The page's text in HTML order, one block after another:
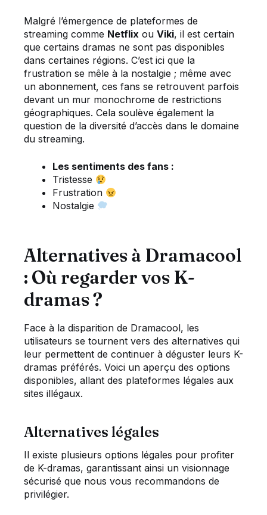
Malgré l’émergence de plateformes de
streaming comme Netflix ou Viki, il est certain
que certains dramas ne sont pas disponibles
dans certaines régions. C’est ici que la
frustration se mêle à la nostalgie ; même avec
un abonnement, ces fans se retrouvent parfois
devant un mur monochrome de restrictions
géographiques. Cela soulève également la
question de la diversité d’accès dans le domaine
du streaming.
Les sentiments des fans :
Tristesse
Frustration
Nostalgie
Alternatives à Dramacool
: Où regarder vos K-
dramas ?
Face à la disparition de Dramacool, les
utilisateurs se tournent vers des alternatives qui
leur permettent de continuer à déguster leurs K-
dramas préférés. Voici un aperçu des options
disponibles, allant des plateformes légales aux
sites illégaux.
Alternatives légales
Il existe plusieurs options légales pour profiter
de K-dramas, garantissant ainsi un visionnage
sécurisé que nous vous recommandons de
privilégier.